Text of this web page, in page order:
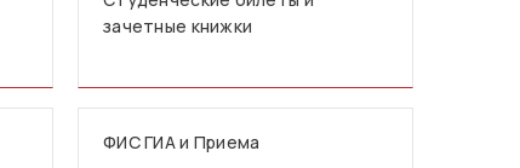
зачетные книжки
ФИС ГИА и Приема